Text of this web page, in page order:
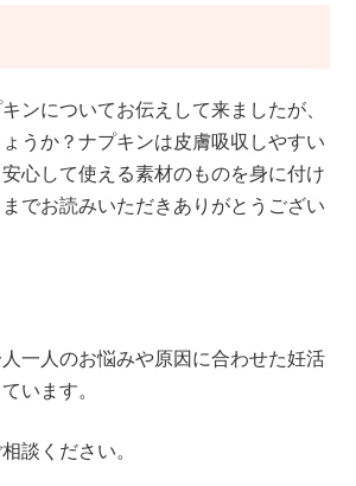
ンについてお伝えして来ましたが、
うか？ナプキンは皮膚吸収しやすい
心して使える素材のものを身に付け
でお読みいただきありがとうござい
一人のお悩みや原因に合わせた妊活
います。
談ください。